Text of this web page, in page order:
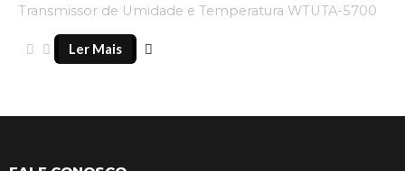
Transmissor de Umidade e Temperatura WTUTA-5700
Ler Mais